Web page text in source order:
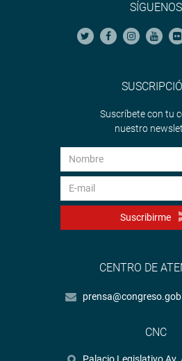
SÍGUENOS
Suscríbete con tu
nuestro
Suscribirme
CENTRO DE
CNC
Palacio Legislativo Av.